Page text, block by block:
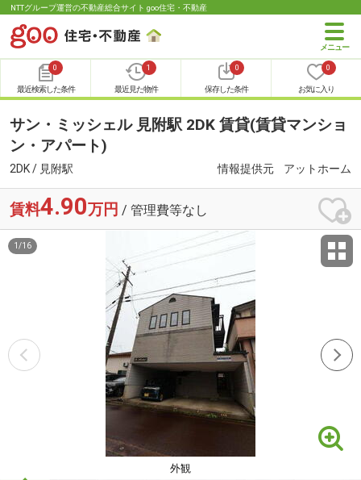
NTTグループ運営の不動産総合サイト goo住宅・不動産
0
最近検索した条件
1
最近見た物件
0
保存した条件
0
お気に入り
サン・ミッシェル 見附駅 2DK 賃貸(賃貸マンショ
ン・アパート)
2DK / 見附駅 情報提供元 アットホーム
賃料4.90万円 / 管理費等なし
外観
1 /16